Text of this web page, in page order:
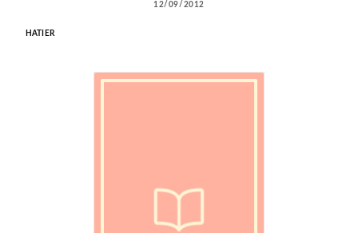
12/09/2012
HATIER